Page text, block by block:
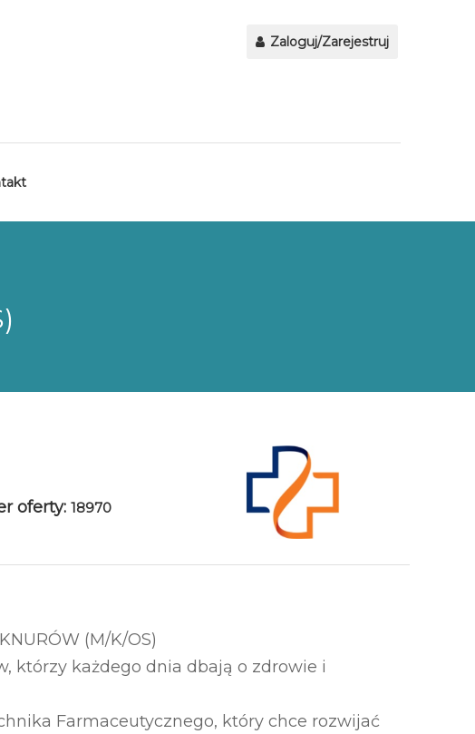
Zaloguj/Zarejestruj
oferty: 18970
(M/K/OS)
którzy każdego dnia dbają o zdrowie i
Farmaceutycznego, który chce rozwijać